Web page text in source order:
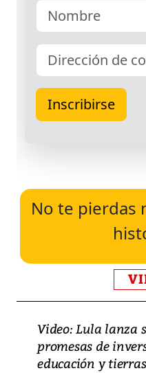
No te pierdas
Video: Lula lanza
promesas de
educación y